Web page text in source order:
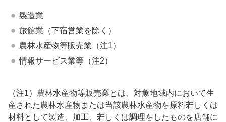
製造業
旅館業（下宿営業を除く）
農林水産物等販売業（注1）
情報サービス業等（注2）
（注1）農林水産物等販売業とは、対象地域内において生
産された農林水産物または当該農林水産物を原料若しくは
材料として製造、加工、若しくは調理をしたものを店舗に